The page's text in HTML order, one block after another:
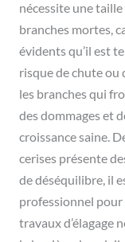
nécessite une taille
branches mortes,
évidents qu’il est
risque de chute ou
les branches qui
des dommages et
croissance saine.
cerises présente
de déséquilibre, il
professionnel
travaux d’élagage